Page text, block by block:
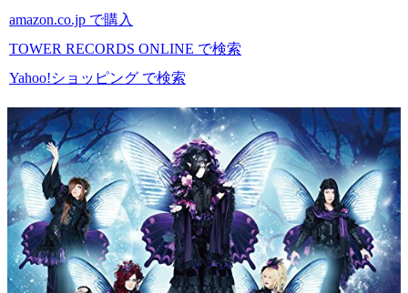
amazon.co.jp で購入
TOWER RECORDS ONLINE で検索
Yahoo!ショッピング で検索